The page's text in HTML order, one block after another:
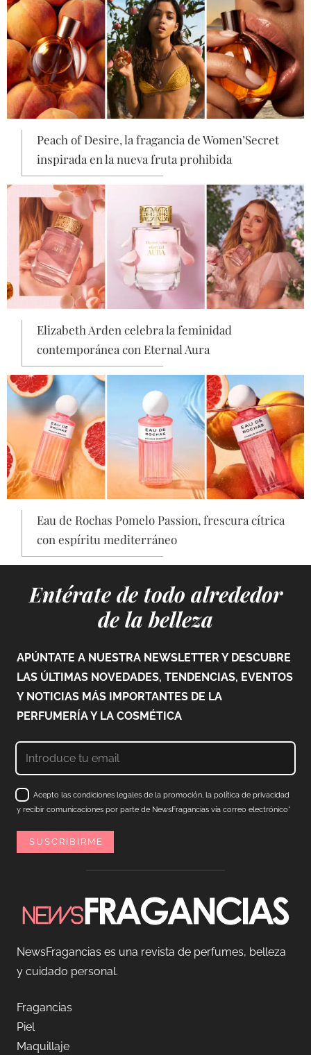
Peach of Desire, la fragancia de Women’Secret
inspirada en la nueva fruta prohibida
Elizabeth Arden celebra la feminidad
contemporánea con Eternal Aura
Eau de Rochas Pomelo Passion, frescura cítrica
con espíritu mediterráneo
Entérate de todo alrededor
de la belleza
APÚNTATE A NUESTRA NEWSLETTER Y DESCUBRE
LAS ÚLTIMAS NOVEDADES, TENDENCIAS, EVENTOS
Y NOTICIAS MÁS IMPORTANTES DE LA
PERFUMERÍA Y LA COSMÉTICA
Acepto las condiciones legales de la promoción, la política de privacidad
y recibir comunicaciones por parte de NewsFragancias vía correo electrónico*
NewsFragancias es una revista de perfumes, belleza
y cuidado personal.
Fragancias
Piel
Maquillaje